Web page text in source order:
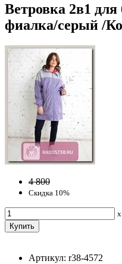
Ветровка 2в1
фиалка/серый /
4 800
Скидка 10%
x
Артикул: r38-4572